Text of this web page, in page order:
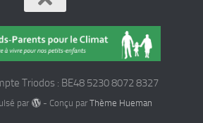
Triodos : BE48 5230 8072 8327
par - Conçu par Thème Hueman